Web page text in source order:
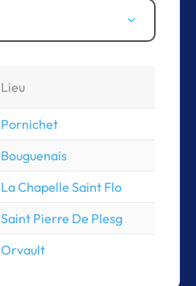
Lieu
Pornichet
Bouguenais
La Chapelle Saint Flo
Saint Pierre De Plesg
Orvault